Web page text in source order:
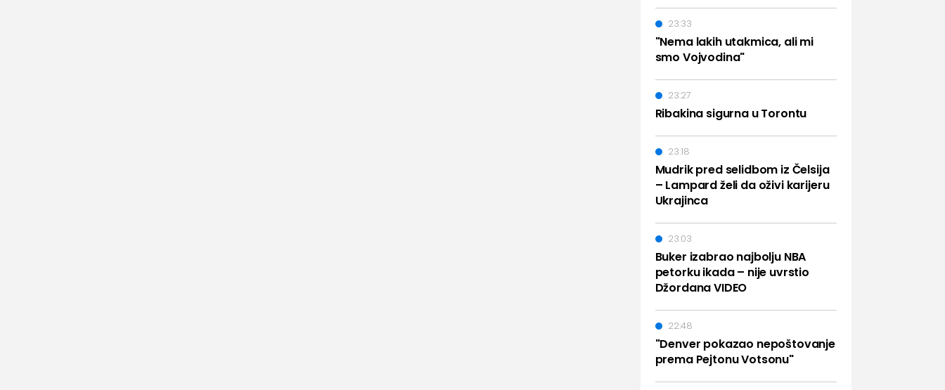
"Nema lakih utakmica, ali mi
smo Vojvodina"
23:33
Ribakina sigurna u Torontu
23:27
Mudrik pred selidbom iz Čelsija
– Lampard želi da oživi karijeru
Ukrajinca
23:18
Buker izabrao najbolju NBA
petorku ikada – nije uvrstio
Džordana VIDEO
23:03
"Denver pokazao nepoštovanje
prema Pejtonu Votsonu"
22:48